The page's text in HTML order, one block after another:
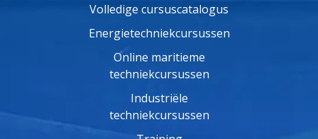
Volledige cursuscatalogus
Energietechniekcursussen
Online maritieme
techniekcursussen
Industriële
techniekcursussen